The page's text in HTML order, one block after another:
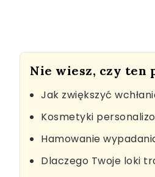
Nie wiesz, czy ten
Jak zwiększyć
Kosmetyki
Hamowanie
Dlaczego Twoje loki